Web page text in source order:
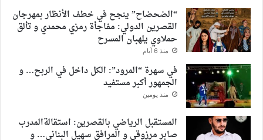
“الضحضاح” ينجح في خطف الأنظار بمهرجان
القصرين الدولي: مفاجأة رمزي محمدي و تألق
حملاوي يلهبان المسرح
منذ 6 أيام
في سهرة “المرود”: الكل داخل في الربح… و
الجمهور أكبر مستفيد
منذ يومين
المستقبل الرياضي بالقصرين: استقالةالمدرب
صابر مرزوقي و المرافق سهيل البناني… و